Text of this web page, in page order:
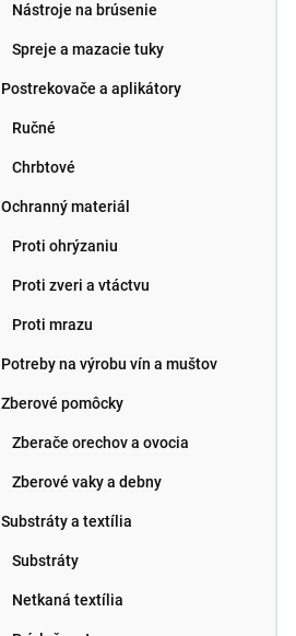
Nástroje na brúsenie
Spreje a mazacie tuky
Postrekovače a aplikátory
Ručné
Chrbtové
Ochranný materiál
Proti ohrýzaniu
Proti zveri a vtáctvu
Proti mrazu
Potreby na výrobu vín a muštov
Zberové pomôcky
Zberače orechov a ovocia
Zberové vaky a debny
Substráty a textília
Substráty
Netkaná textília